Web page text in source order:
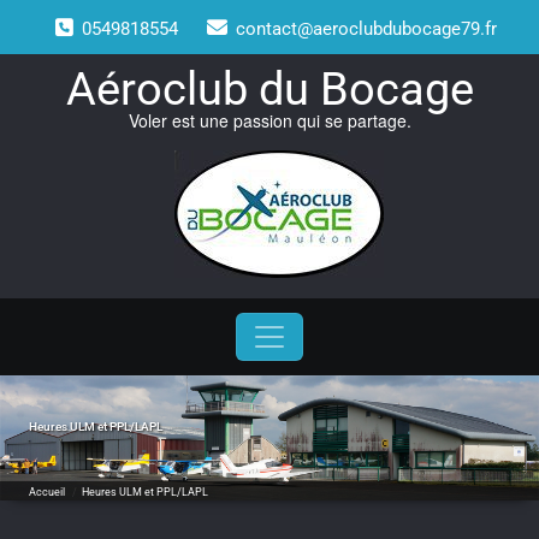
content
0549818554 contact@aeroclubdubocage79.fr
Aéroclub du Bocage
Voler est une passion qui se partage.
Heures ULM et PPL/LAPL
Accueil Heures ULM et PPL/LAPL